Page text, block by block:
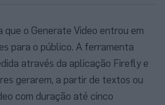
que o Generate Video entrou em
para o público. A ferramenta
através da aplicação Firefly e
gerarem, a partir de textos ou
com duração até cinco